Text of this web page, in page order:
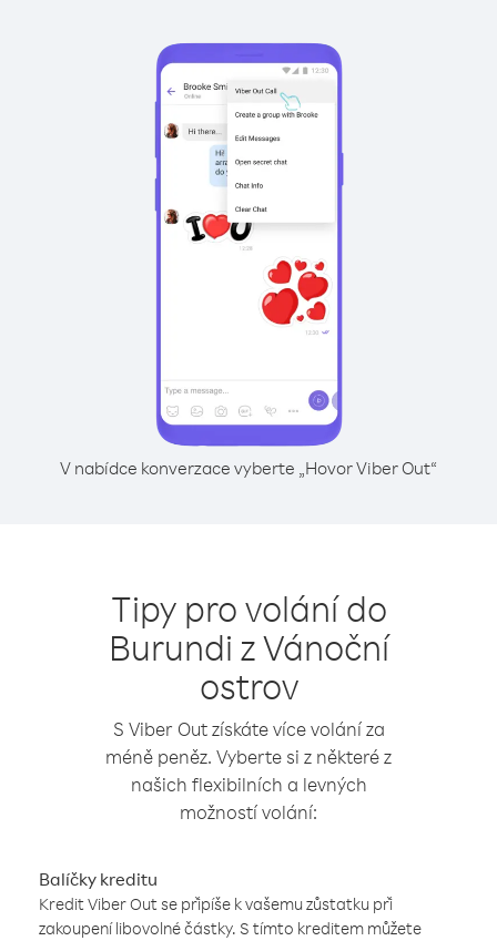
V nabídce konverzace vyberte „Hovor Viber Out“
Tipy pro volání do
Burundi z Vánoční
ostrov
S Viber Out získáte více volání za
méně peněz. Vyberte si z některé z
našich flexibilních a levných
možností volání:
Balíčky kreditu
Kredit Viber Out se připíše k vašemu zůstatku při
zakoupení libovolné částky. S tímto kreditem můžete